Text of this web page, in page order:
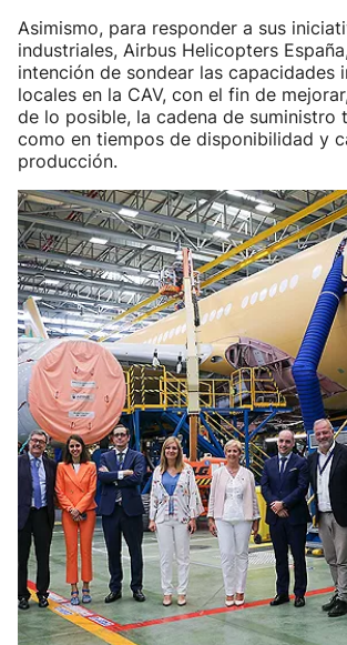
Asimismo, para responder a sus
industriales, Airbus Helicopters
intención de sondear las capacidades
locales en la CAV, con el fin de
de lo posible, la cadena de suministro
como en tiempos de disponibilidad y
producción.